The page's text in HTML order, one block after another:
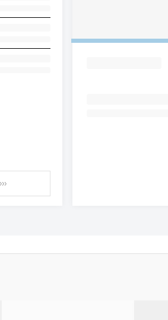
›››